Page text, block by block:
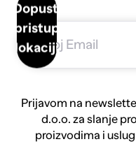
Dopusti
pristup
lokaciji
Prijavom na
d.o.o. za slanje
proizvodima i